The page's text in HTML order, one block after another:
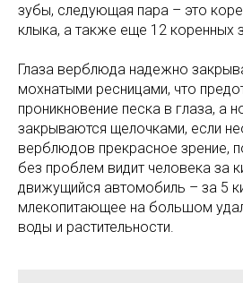
зубы, следующая пара – это
клыка, а также еще 12 коренных
Глаза верблюда надежно
мохнатыми ресницами, что
проникновение песка в глаза, а
закрываются щелочками, если
верблюдов прекрасное зрение,
без проблем видит человека за
движущийся автомобиль – за 5
млекопитающее на большом
воды и растительности.